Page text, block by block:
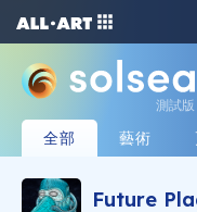
測試版
全部 藝術
Future